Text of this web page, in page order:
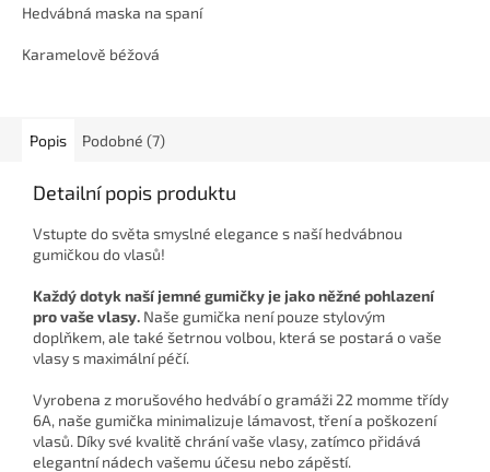
Hedvábná maska na spaní
Karamelově béžová
Popis Podobné (7)
Detailní popis produktu
Vstupte do světa smyslné elegance s naší hedvábnou
gumičkou do vlasů!
Každý dotyk naší jemné gumičky je jako něžné pohlazení
pro vaše vlasy. Naše gumička není pouze stylovým
doplňkem, ale také šetrnou volbou, která se postará o vaše
vlasy s maximální péčí.
Vyrobena z morušového hedvábí o gramáži 22 momme třídy
6A, naše gumička minimalizuje lámavost, tření a poškození
vlasů. Díky své kvalitě chrání vaše vlasy, zatímco přidává
elegantní nádech vašemu účesu nebo zápěstí.